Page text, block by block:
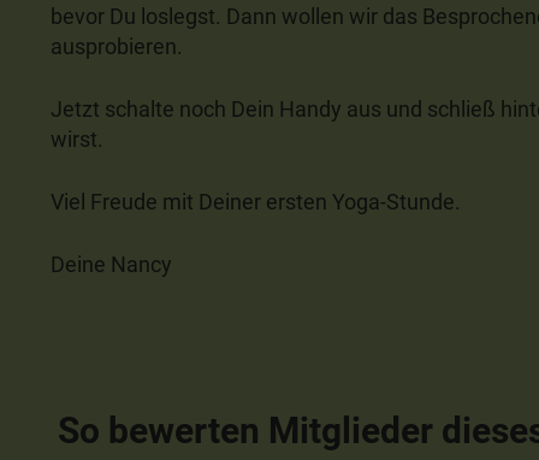
bevor Du loslegst. Dann wollen wir das
ausprobieren.
Jetzt schalte noch Dein Handy aus und schließ
wirst.
Viel Freude mit Deiner ersten Yoga-Stunde.
Deine Nancy
So bewerten Mitglieder